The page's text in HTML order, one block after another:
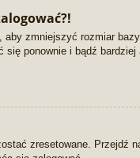
aby zmniejszyć rozmiar
ponownie i bądź
zresetowane. Przejdź